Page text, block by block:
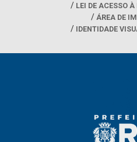
LEI DE ACESSO
ÁREA DE
IDENTIDADE